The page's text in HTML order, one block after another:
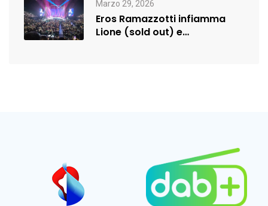
Marzo 29, 2026
Eros Ramazzotti infiamma
Lione (sold out) e